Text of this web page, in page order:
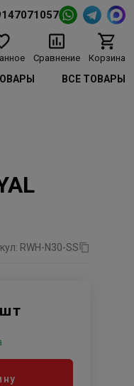
Сравнение Корзина
ВСЕ ТОВАРЫ
RWH-N30-SS